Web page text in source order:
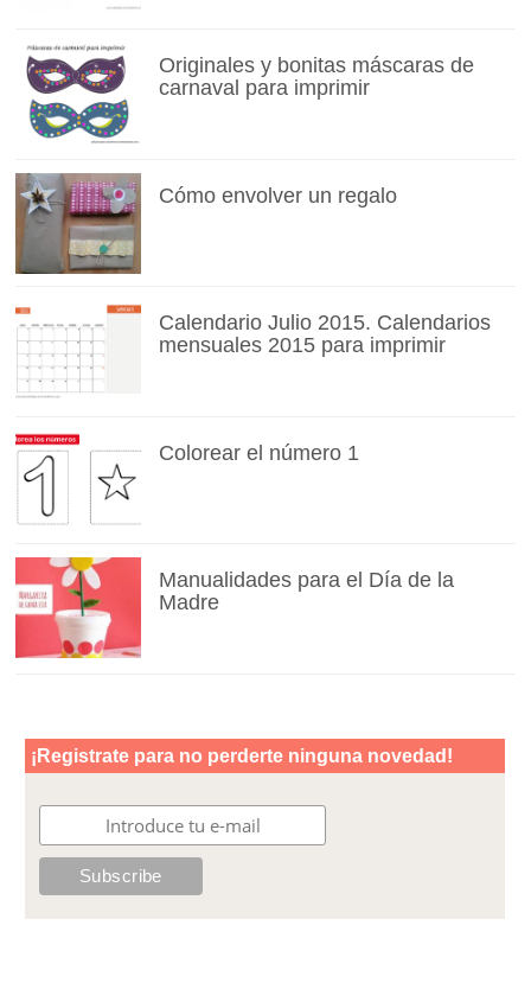
Originales y bonitas máscaras de
carnaval para imprimir
Cómo envolver un regalo
Calendario Julio 2015. Calendarios
mensuales 2015 para imprimir
Colorear el número 1
Manualidades para el Día de la
Madre